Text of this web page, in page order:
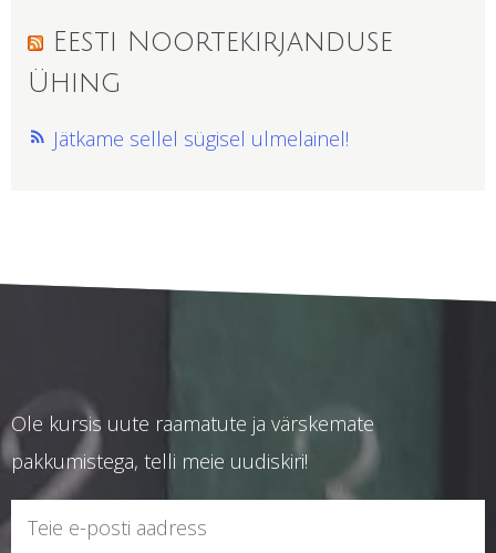
Eesti Noortekirjanduse
Ühing
Jätkame sellel sügisel ulmelainel!
Ole kursis uute raamatute ja värskemate
pakkumistega, telli meie uudiskiri!